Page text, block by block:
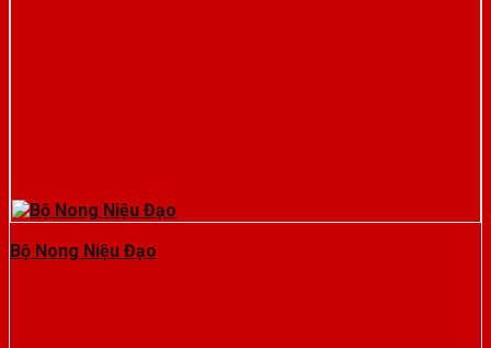
Bộ Nong Niệu Đạo